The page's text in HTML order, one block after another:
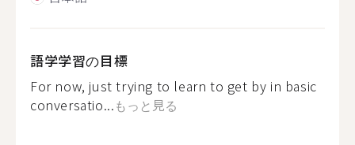
語学学習の目標
For now, just trying to learn to get by in basic
conversatio...もっと見る